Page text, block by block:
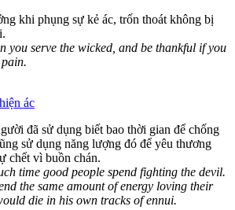
khi phụng sự kẻ ác, trốn thoát không bị
you serve the wicked, and be thankful if you
ác
đã sử dụng biết bao thời gian để chống
sử dụng năng lượng đó để yêu thương
chết vì buồn chán.
time good people spend fighting the devil.
the same amount of energy loving their
die in his own tracks of ennui.